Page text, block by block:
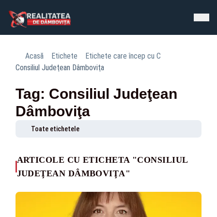
Acasă Etichete
Etichete care încep cu C
Consiliul Judeţean Dâmboviţa
Tag: Consiliul Judeţean
Dâmboviţa
Toate etichetele
ARTICOLE CU ETICHETA "CONSILIUL
JUDEŢEAN DÂMBOVIŢA"